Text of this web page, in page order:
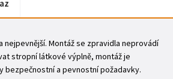
Montáž se zpravidla neprovádí
stropní látkové výplně, montáž je
a pevnostní požadavky.